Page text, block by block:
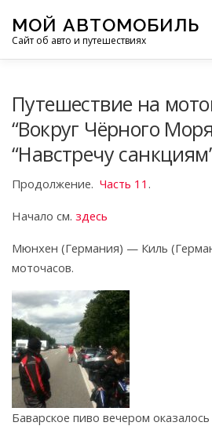
содержимому
МОЙ АВТОМОБИЛЬ
Сайт об авто и путешествиях
МОТОЦИКЛЫ ЭТО
Путешествие на
“Вокруг Чёрного
“Навстречу
Продолжение. Часть 11 .
Начало см. здесь
Мюнхен (Германия) — Киль
моточасов.
Баварское пиво вечером